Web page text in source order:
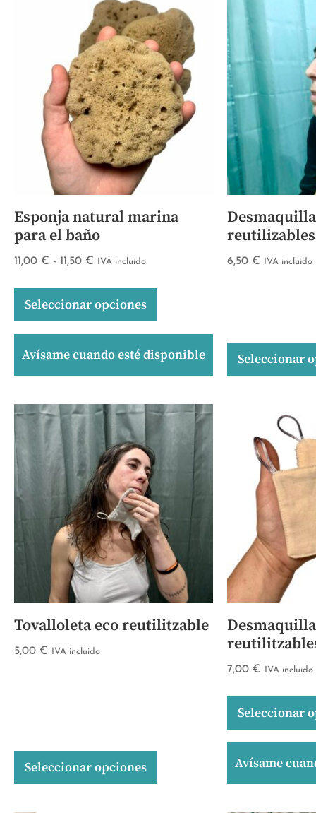
Esponja natural marina
para el baño
11,00 € - 11,50 € IVA incluido
Seleccionar opciones
Avísame cuando esté disponible
reutilizables
6,50 € IVA incluido
Seleccionar
Tovalloleta eco reutilitzable
5,00 € IVA incluido
Seleccionar opciones
7,00 € IVA incluido
Seleccionar
Avísame